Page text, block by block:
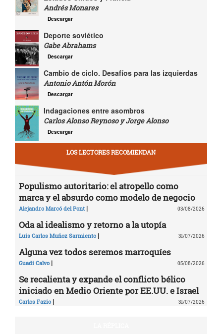
Andrés Monares
Descargar
Deporte soviético
Gabe Abrahams
Descargar
Cambio de ciclo. Desafíos para las izquierdas
Antonio Antón Morón
Descargar
Indagaciones entre asombros
Carlos Alonso Reynoso y Jorge Alonso
Descargar
LOS LECTORES RECOMIENDAN
Populismo autoritario: el atropello como
marca y el absurdo como modelo de negocio
Alejandro Marcó del Pont | 03/08/2026
Oda al idealismo y retorno a la utopía
Luis Carlos Muñoz Sarmiento | 31/07/2026
Alguna vez todos seremos marroquíes
Guadi Calvo | 05/08/2026
Se recalienta y expande el conflicto bélico
iniciado en Medio Oriente por EE.UU. e Israel
Carlos Fazio | 31/07/2026